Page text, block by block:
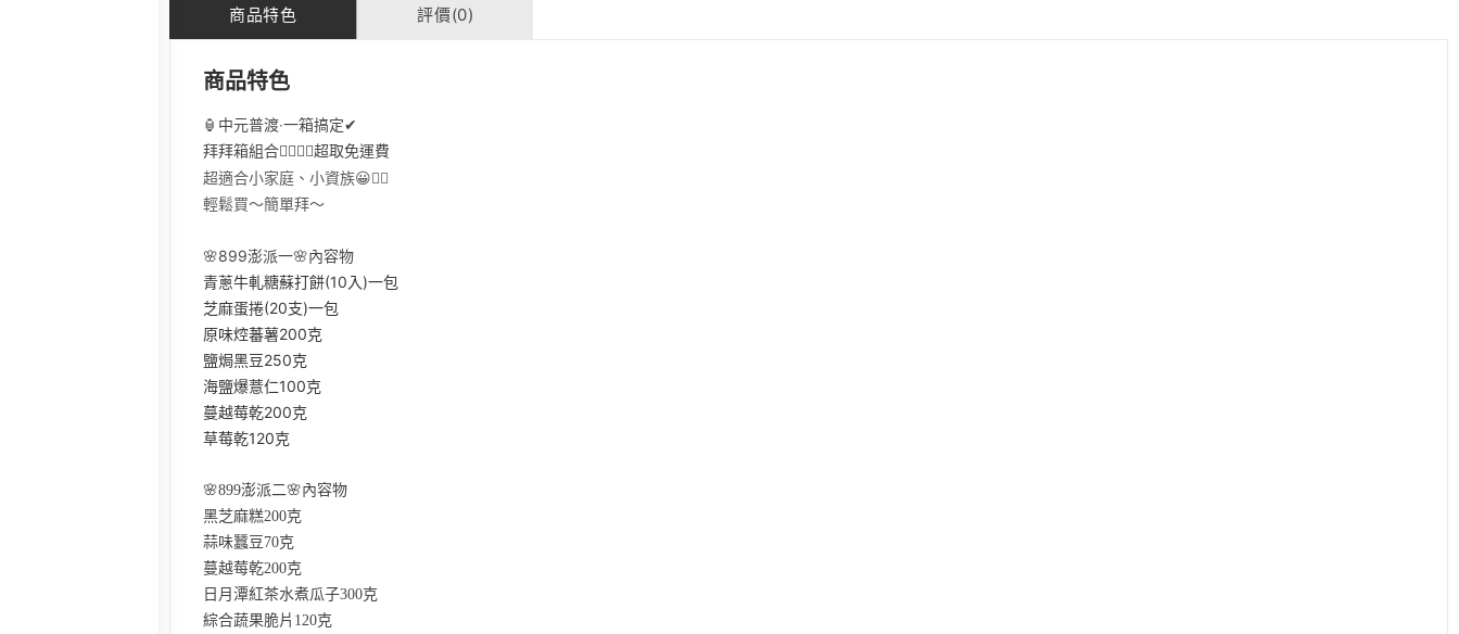
商品特色 評價(0)
商品特色
🏮中元普渡‧一箱搞定✔
拜拜箱組合👉🏻👉🏻超取免運費
超適合小家庭、小資族😀✌🏻
輕鬆買～簡單拜～
🌸899澎派一🌸內容物
青蔥牛軋糖蘇打餅(10入)一包
芝麻蛋捲(20支)一包
原味焢蕃薯200克
鹽焗黑豆250克
海鹽爆薏仁100克
蔓越莓乾200克
草莓乾120克
🌸899澎派二🌸內容物
黑芝麻糕200克
蒜味蠶豆70克
蔓越莓乾200克
日月潭紅茶水煮瓜子300克
綜合蔬果脆片120克